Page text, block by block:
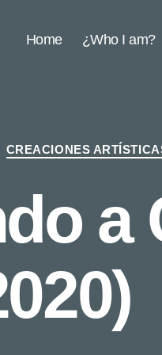
Home ¿Who I am?
Categorías
CREACIONES
a